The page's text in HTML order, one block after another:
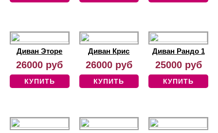
Диван Эторе
26000 руб
КУПИТЬ
Диван Крис
26000 руб
КУПИТЬ
Диван Рандо 1
25000 руб
КУПИТЬ